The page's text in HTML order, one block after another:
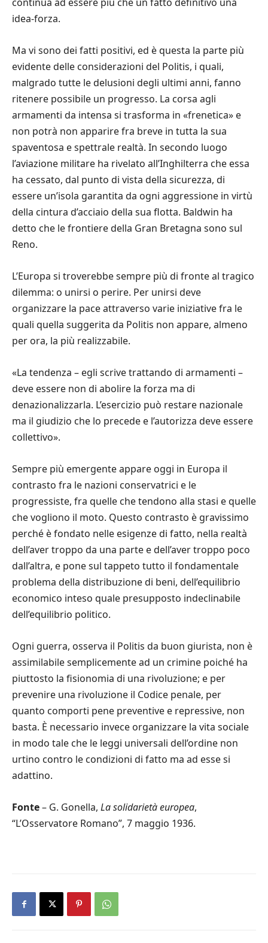
idea-forza.
Ma vi sono dei fatti positivi, ed è questa la parte più
evidente delle considerazioni del Politis, i quali,
malgrado tutte le delusioni degli ultimi anni, fanno
ritenere possibile un progresso. La corsa agli
armamenti da intensa si trasforma in «frenetica» e
non potrà non apparire fra breve in tutta la sua
spaventosa e spettrale realtà. In secondo luogo
l’aviazione militare ha rivelato all’Inghilterra che essa
ha cessato, dal punto di vista della sicurezza, di
essere un’isola garantita da ogni aggressione in virtù
della cintura d’acciaio della sua flotta. Baldwin ha
detto che le frontiere della Gran Bretagna sono sul
Reno.
L’Europa si troverebbe sempre più di fronte al tragico
dilemma: o unirsi o perire. Per unirsi deve
organizzare la pace attraverso varie iniziative fra le
quali quella suggerita da Politis non appare, almeno
per ora, la più realizzabile.
«La tendenza – egli scrive trattando di armamenti –
deve essere non di abolire la forza ma di
denazionalizzarla. L’esercizio può restare nazionale
ma il giudizio che lo precede e l’autorizza deve essere
collettivo».
Sempre più emergente appare oggi in Europa il
contrasto fra le nazioni conservatrici e le
progressiste, fra quelle che tendono alla stasi e quelle
che vogliono il moto. Questo contrasto è gravissimo
perché è fondato nelle esigenze di fatto, nella realtà
dell’aver troppo da una parte e dell’aver troppo poco
dall’altra, e pone sul tappeto tutto il fondamentale
problema della distribuzione di beni, dell’equilibrio
economico inteso quale presupposto indeclinabile
dell’equilibrio politico.
Ogni guerra, osserva il Politis da buon giurista, non è
assimilabile semplicemente ad un crimine poiché ha
piuttosto la fisionomia di una rivoluzione; e per
prevenire una rivoluzione il Codice penale, per
quanto comporti pene preventive e repressive, non
basta. È necessario invece organizzare la vita sociale
in modo tale che le leggi universali dell’ordine non
urtino contro le condizioni di fatto ma ad esse si
adattino.
Fonte– G. Gonella, La solidarietà europea,
“L’Osservatore Romano”, 7 maggio 1936.